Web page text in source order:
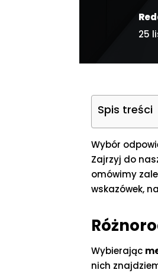
25
Spis treści
Wybór
Zajrzyj do
omówimy
wskazówek,
Wybierając
nich